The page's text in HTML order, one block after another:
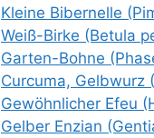
Klei­ne Biber­nel­le
Weiß-Bir­ke (Betu­la
Gar­ten-Boh­ne
Cur­cu­ma, Gelb­wurz
Gewöhn­li­cher Efeu
Gel­ber Enzi­an